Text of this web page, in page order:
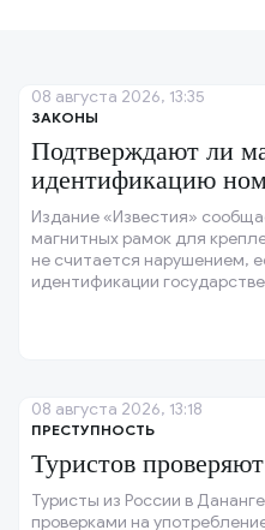
ЗАКОНЫ
Подтверждают ли
идентификацию
Издание «Известия»
магнитных рамок для
не считается нарушением,
идентификации
08 августа 2026, 13:35
ПРЕСТУПНОСТЬ
Туристов
Туристы из России в
проверками на
08 августа 2026, 13:18